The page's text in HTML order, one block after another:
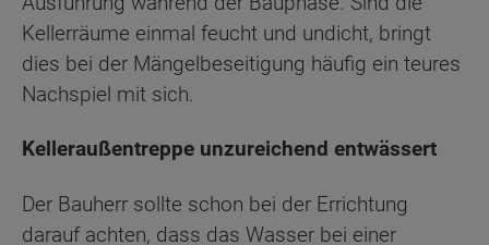
Kellerräume einmal feucht und undicht, bringt
dies bei der Mängelbeseitigung häufig ein teures
Nachspiel mit sich.
Kelleraußentreppe unzureichend entwässert
Der Bauherr sollte schon bei der Errichtung
darauf achten, dass das Wasser bei einer